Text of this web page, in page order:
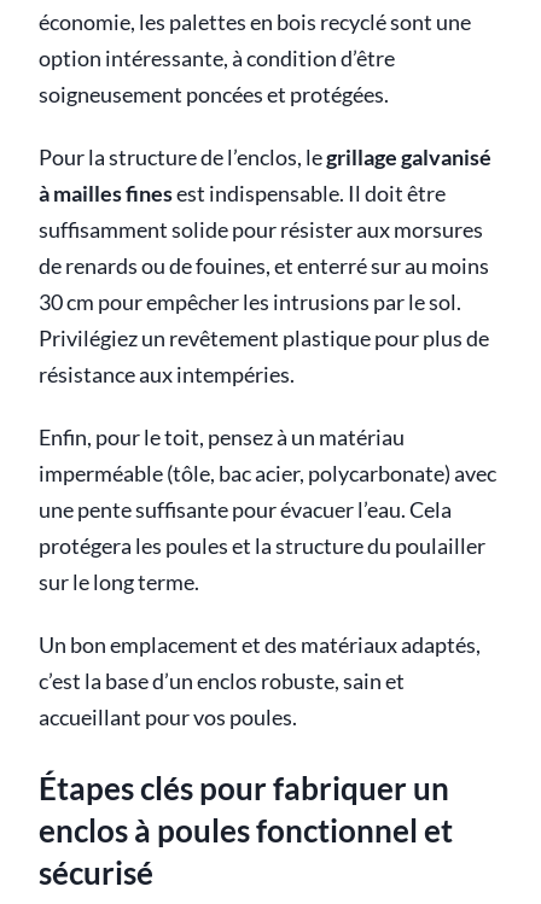
économie, les palettes en bois recyclé sont une
option intéressante, à condition d’être
soigneusement poncées et protégées.
Pour la structure de l’enclos, legrillage galvanisé
à mailles finesest indispensable. Il doit être
suffisamment solide pour résister aux morsures
de renards ou de fouines, et enterré sur au moins
30 cm pour empêcher les intrusions par le sol.
Privilégiez un revêtement plastique pour plus de
résistance aux intempéries.
Enfin, pour le toit, pensez à un matériau
imperméable (tôle, bac acier, polycarbonate) avec
une pente suffisante pour évacuer l’eau. Cela
protégera les poules et la structure du poulailler
sur le long terme.
Un bon emplacement et des matériaux adaptés,
c’est la base d’un enclos robuste, sain et
accueillant pour vos poules.
Étapes clés pour fabriquer un
enclos à poules fonctionnel et
sécurisé